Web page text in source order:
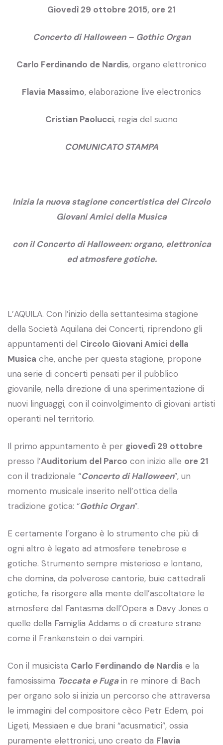
Giovedì 29 ottobre 2015, ore 21
Concerto di Halloween – Gothic Organ
Carlo Ferdinando de Nardis, organo elettronico
Flavia Massimo, elaborazione live electronics
Cristian Paolucci, regia del suono
COMUNICATO STAMPA
Inizia la nuova stagione concertistica del Circolo
Giovani Amici della Musica
con il Concerto di Halloween: organo, elettronica
ed atmosfere gotiche.
L’AQUILA. Con l’inizio della settantesima stagione
della Società Aquilana dei Concerti, riprendono gli
appuntamenti del Circolo Giovani Amici della
Musica che, anche per questa stagione, propone
una serie di concerti pensati per il pubblico
giovanile, nella direzione di una sperimentazione di
nuovi linguaggi, con il coinvolgimento di giovani artisti
operanti nel territorio.
Il primo appuntamento è per giovedì 29 ottobre
presso l’Auditorium del Parco con inizio alle ore 21
con il tradizionale “Concerto di Halloween”, un
momento musicale inserito nell’ottica della
tradizione gotica: “Gothic Organ”.
E certamente l’organo è lo strumento che più di
ogni altro è legato ad atmosfere tenebrose e
gotiche. Strumento sempre misterioso e lontano,
che domina, da polverose cantorie, buie cattedrali
gotiche, fa risorgere alla mente dell’ascoltatore le
atmosfere dal Fantasma dell’Opera a Davy Jones o
quelle della Famiglia Addams o di creature strane
come il Frankenstein o dei vampiri.
Con il musicista Carlo Ferdinando de Nardis e la
famosissima Toccata e Fugain re minore di Bach
per organo solo si inizia un percorso che attraversa
le immagini del compositore cèco Petr Edem, poi
Ligeti, Messiaen e due brani “acusmatici”, ossia
puramente elettronici, uno creato da Flavia